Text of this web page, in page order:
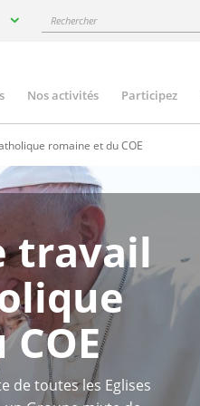
Rechercher
Nos activités Participez
romaine et du COE
travail
de toutes les Eglises